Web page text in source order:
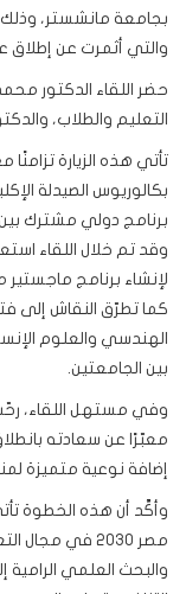
بجامعة مانشستر، وذلك
والتي أثمرت عن إطلاق
حضر اللقاء الدكتور
التعليم والطلاب،
تأتي هذه الزيارة
برنامج دولي مشترك
وقد تم خلال اللقاء
لإنشاء برنامج ماجستير
كما تطرّق النقاش إلى
الهندسي والعلوم
بين الجامعتين.
وفي مستهل اللقاء،
معبّرًا عن سعادته
إضافة نوعية متميزة
وأكَّد أن هذه الخطوة
مصر 2030 في
والبحث العلمي الرامية